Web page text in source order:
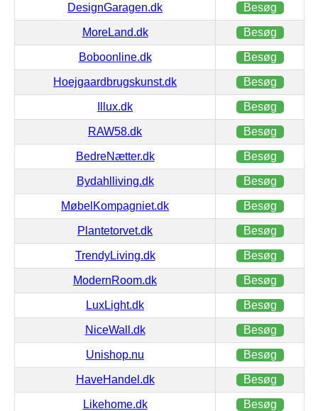
DesignGaragen.dk Besøg
MoreLand.dk Besøg
Boboonline.dk Besøg
Hoejgaardbrugskunst.dk Besøg
Illux.dk Besøg
RAW58.dk Besøg
BedreNætter.dk Besøg
Bydahlliving.dk Besøg
MøbelKompagniet.dk Besøg
Plantetorvet.dk Besøg
TrendyLiving.dk Besøg
ModernRoom.dk Besøg
LuxLight.dk Besøg
NiceWall.dk Besøg
Unishop.nu Besøg
HaveHandel.dk Besøg
Likehome.dk Besøg